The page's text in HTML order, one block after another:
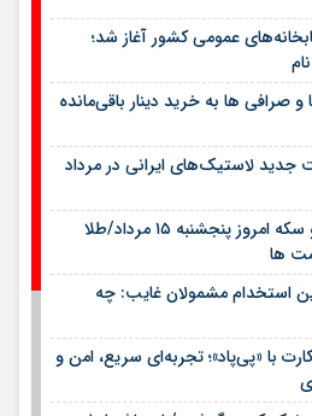
عمومی کشور آغاز شد؛
و صرافی ها به خرید دینار باقی‌مانده
لاستیک‌های ایرانی در مرداد
قیمت طلا و سکه امروز پنجشنبه ۱۵ مرداد/طلا
ها
استخدام مشمولان غایب: چه
با «پی‌پاد»؛ تجربه‌ای سریع، امن و